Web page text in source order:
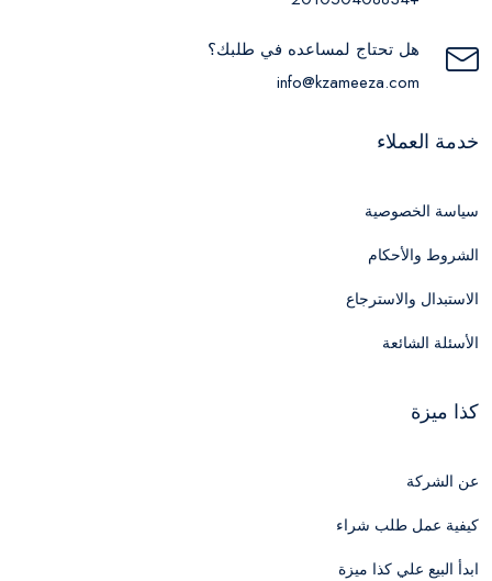
هل تحتاج لمساعده في طلبك؟
info@kzameeza.com
خدمة العملاء
سياسة الخصوصية
الشروط والأحكام
الاستبدال والاسترجاع
الأسئلة الشائعة
كذا ميزة
عن الشركة
كيفية عمل طلب شراء
ابدأ البيع علي كذا ميزة